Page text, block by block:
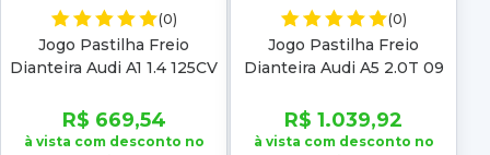
(0)
Jogo Pastilha Freio
Dianteira Audi A1 1.4 125CV
R$ 669,54
à vista com desconto no
(0)
Jogo Pastilha Freio
Dianteira Audi A5 2.0T 09
320mm Chassi 4t Low
metal
R$ 1.039,92
à vista com desconto no